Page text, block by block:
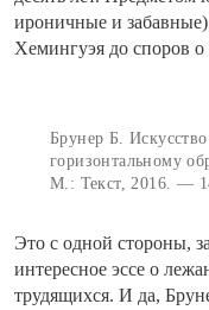
ироничные и
Хемингуэя до споров о
Брунер Б.
горизонтальному
М.: Текст, 2016. —
Это с одной стороны,
интересное эссе о
трудящихся. И да,